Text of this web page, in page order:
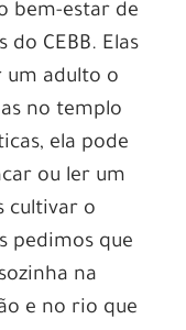
bem-estar de
do CEBB. Elas
um adulto o
no templo
ela pode
ou ler um
cultivar o
pedimos que
na
e no rio que